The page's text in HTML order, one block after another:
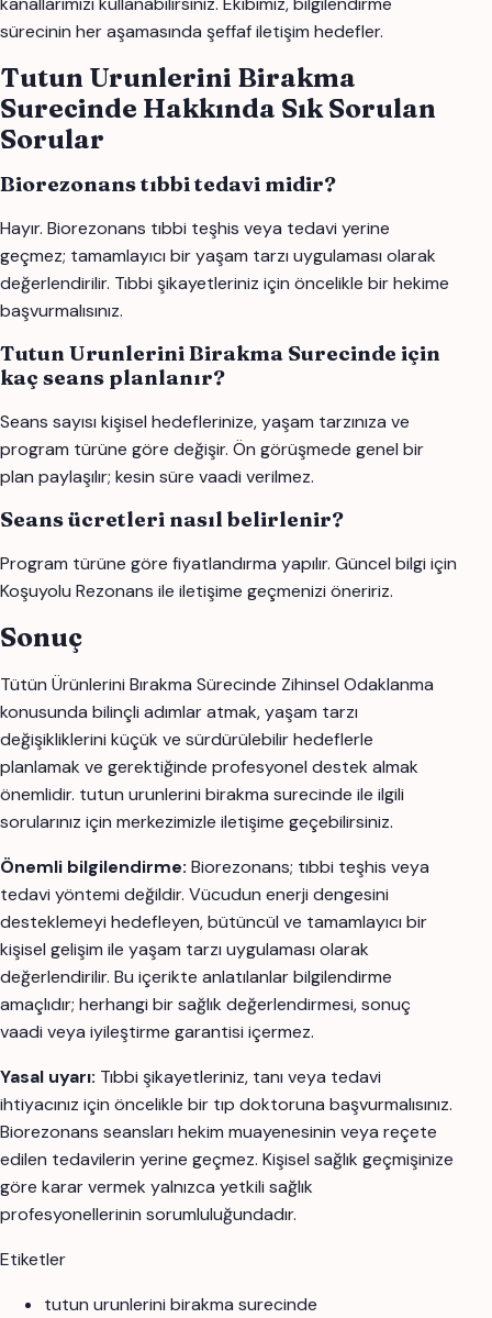
sürecinin her aşamasında şeffaf iletişim hedefler.
Tutun Urunlerini Birakma
Surecinde Hakkında Sık Sorulan
Sorular
Biorezonans tıbbi tedavi midir?
Hayır. Biorezonans tıbbi teşhis veya tedavi yerine
geçmez; tamamlayıcı bir yaşam tarzı uygulaması olarak
değerlendirilir. Tıbbi şikayetleriniz için öncelikle bir hekime
başvurmalısınız.
Tutun Urunlerini Birakma Surecinde için
kaç seans planlanır?
Seans sayısı kişisel hedeflerinize, yaşam tarzınıza ve
program türüne göre değişir. Ön görüşmede genel bir
plan paylaşılır; kesin süre vaadi verilmez.
Seans ücretleri nasıl belirlenir?
Program türüne göre fiyatlandırma yapılır. Güncel bilgi için
Koşuyolu Rezonans ile iletişime geçmenizi öneririz.
Sonuç
Tütün Ürünlerini Bırakma Sürecinde Zihinsel Odaklanma
konusunda bilinçli adımlar atmak, yaşam tarzı
değişikliklerini küçük ve sürdürülebilir hedeflerle
planlamak ve gerektiğinde profesyonel destek almak
önemlidir. tutun urunlerini birakma surecinde ile ilgili
sorularınız için merkezimizle iletişime geçebilirsiniz.
Önemli bilgilendirme: Biorezonans; tıbbi teşhis veya
tedavi yöntemi değildir. Vücudun enerji dengesini
desteklemeyi hedefleyen, bütüncül ve tamamlayıcı bir
kişisel gelişim ile yaşam tarzı uygulaması olarak
değerlendirilir. Bu içerikte anlatılanlar bilgilendirme
amaçlıdır; herhangi bir sağlık değerlendirmesi, sonuç
vaadi veya iyileştirme garantisi içermez.
Yasal uyarı: Tıbbi şikayetleriniz, tanı veya tedavi
ihtiyacınız için öncelikle bir tıp doktoruna başvurmalısınız.
Biorezonans seansları hekim muayenesinin veya reçete
edilen tedavilerin yerine geçmez. Kişisel sağlık geçmişinize
göre karar vermek yalnızca yetkili sağlık
profesyonellerinin sorumluluğundadır.
Etiketler
tutun urunlerini birakma surecinde